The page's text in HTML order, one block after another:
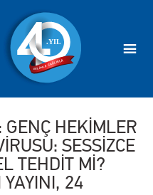
HEKİMLER
SESSİZCE
TEHDİT Mİ?
24